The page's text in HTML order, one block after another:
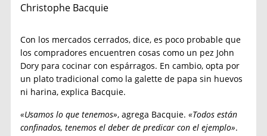
Christophe Bacquie
Con los mercados cerrados, dice, es poco probable que
los compradores encuentren cosas como un pez John
Dory para cocinar con espárragos. En cambio, opta por
un plato tradicional como la galette de papa sin huevos
ni harina, explica Bacquie.
«Usamos lo que tenemos», agrega Bacquie.«Todos están
confinados, tenemos el deber de predicar con el ejemplo».